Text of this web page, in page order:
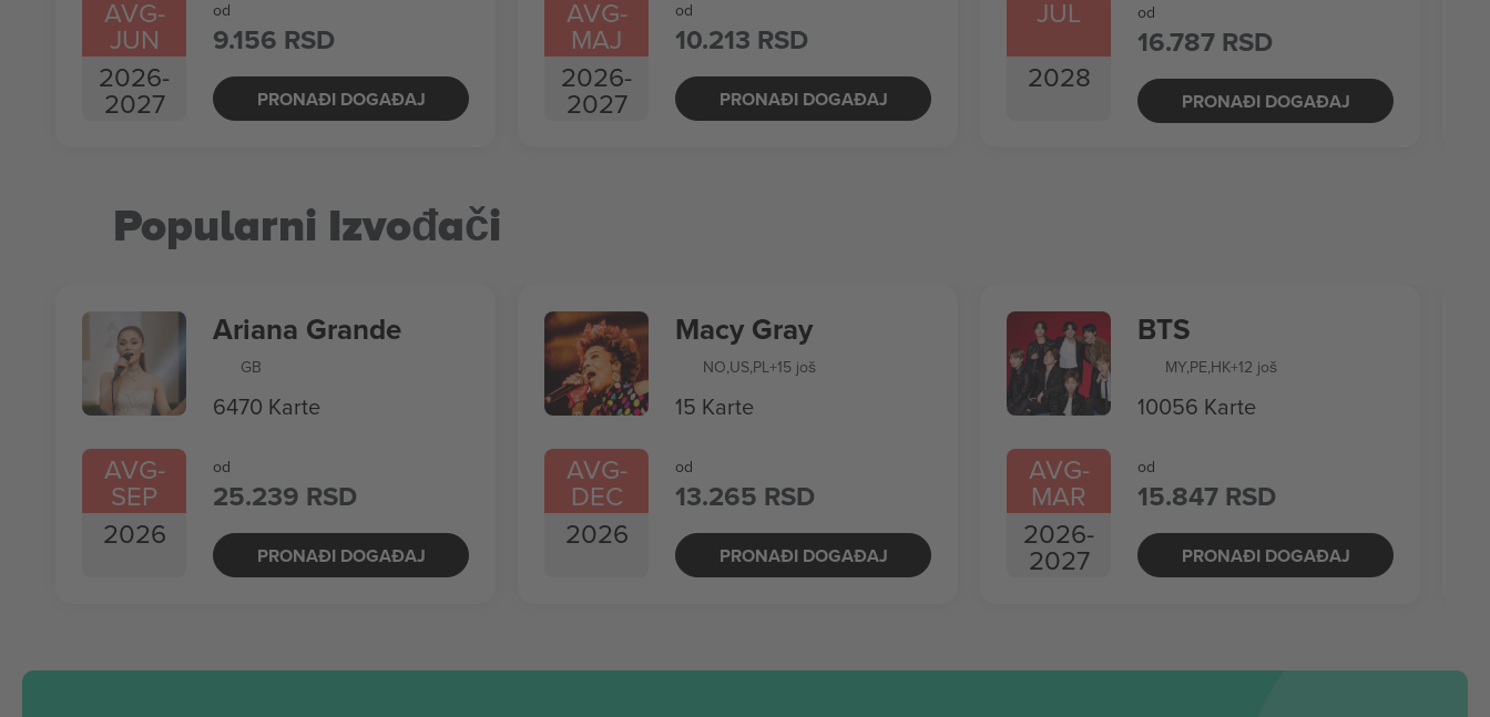
AVG-
JUN
2026-
2027
od
9.156 RSD
PRONAĐI DOGAĐAJ
AVG-
MAJ
2026-
2027
od
10.213 RSD
PRONAĐI DOGAĐAJ
JUL
2028
od
16.787 RSD
PRONAĐI DOGAĐAJ
Popularni Izvođači
AVG-
SEP
2026
Ariana Grande
GB
6470 Karte
od
25.239 RSD
PRONAĐI DOGAĐAJ
AVG-
DEC
2026
Macy Gray
NO,US,PL+15 još
15 Karte
od
13.265 RSD
PRONAĐI DOGAĐAJ
AVG-
MAR
2026-
2027
BTS
MY,PE,HK+12 još
10056 Karte
od
15.847 RSD
PRONAĐI DOGAĐAJ